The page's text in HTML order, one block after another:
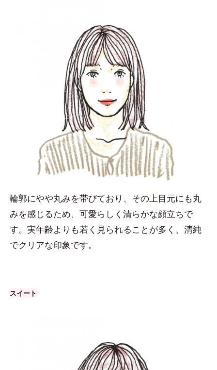
輪郭にやや丸みを帯びており、その上目元にも丸
みを感じるため、可愛らしく清らかな顔立ちで
す。実年齢よりも若く見られることが多く、清純
でクリアな印象です。
スイート